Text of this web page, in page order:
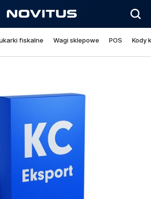
fiskalne Wagi sklepowe POS Kody